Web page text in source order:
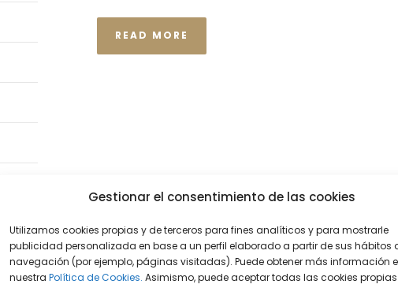
Gestionar el consentimiento de las cookies
Utilizamos cookies propias y de terceros para fines analíticos y para mostrarle
publicidad personalizada en base a un perfil elaborado a partir de sus hábitos
navegación (por ejemplo, páginas visitadas). Puede obtener más información
nuestra Política de Cookies. Asimismo, puede aceptar todas las cookies
READ MORE